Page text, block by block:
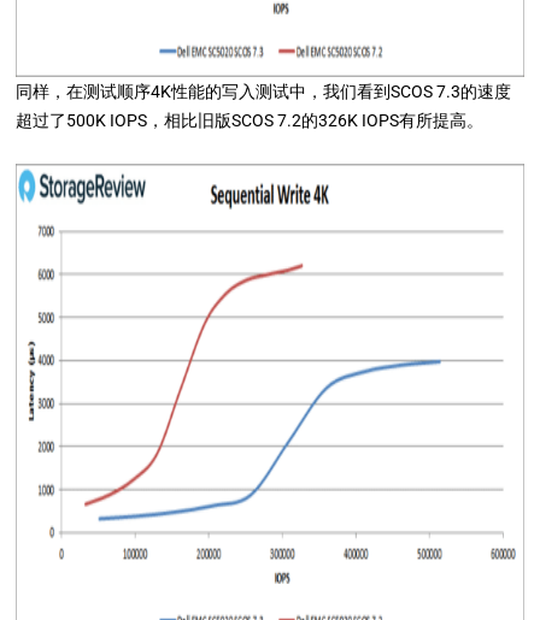
同样，在测试顺序4K性能的写入测试中，我们看到SCOS 7.3的速度
超过了500K IOPS，相比旧版SCOS 7.2的326K IOPS有所提高。